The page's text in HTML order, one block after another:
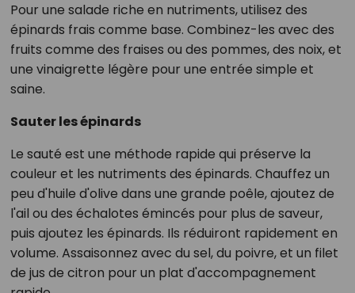
Pour une salade riche en nutriments, utilisez des
épinards frais comme base. Combinez-les avec des
fruits comme des fraises ou des pommes, des noix, et
une vinaigrette légère pour une entrée simple et
saine.
Sauter les épinards
Le sauté est une méthode rapide qui préserve la
couleur et les nutriments des épinards. Chauffez un
peu d'huile d'olive dans une grande poêle, ajoutez de
l'ail ou des échalotes émincés pour plus de saveur,
puis ajoutez les épinards. Ils réduiront rapidement en
volume. Assaisonnez avec du sel, du poivre, et un filet
de jus de citron pour un plat d'accompagnement